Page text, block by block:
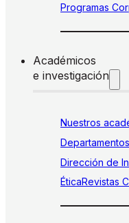
Programas
Académicos
e investigación
Nuestros
Departamentos
Dirección de
ÉticaRevistas